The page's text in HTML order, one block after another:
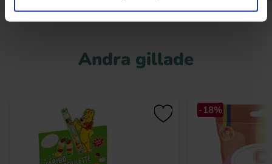
Andra gillade
-18%